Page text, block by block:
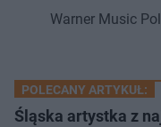
Warner Music
POLECANY ARTYKUŁ:
Śląska artystka z